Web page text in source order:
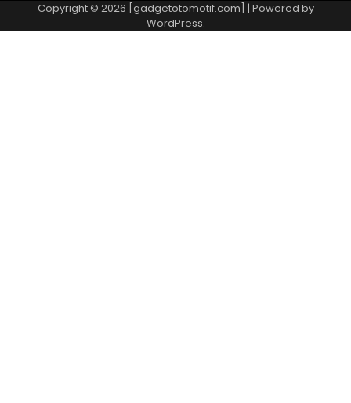
Copyright © 2026 [gadgetotomotif.com] | Powered by
WordPress.